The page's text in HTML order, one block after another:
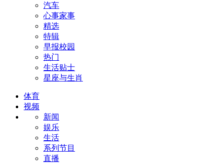
汽车
心事家事
精选
特辑
早报校园
热门
生活贴士
星座与生肖
体育
视频
新闻
娱乐
生活
系列节目
直播